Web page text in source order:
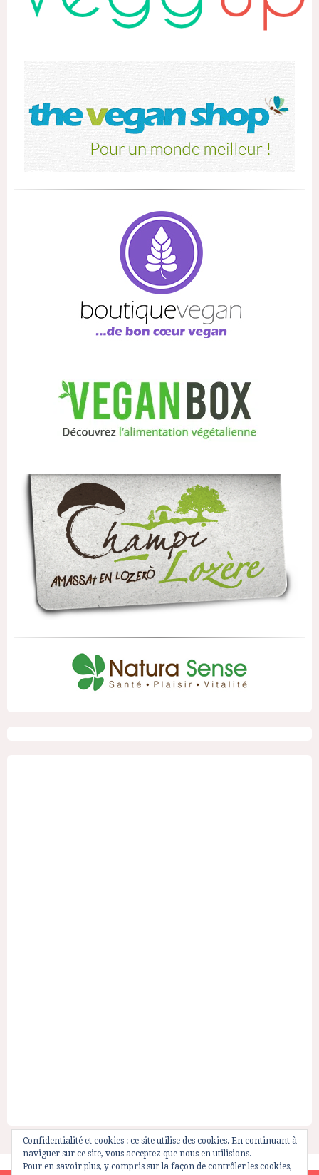
Confidentialité et cookies : ce site utilise des cookies. En continuant à
naviguer sur ce site, vous acceptez que nous en utilisions.
Pour en savoir plus, y compris sur la façon de contrôler les cookies,